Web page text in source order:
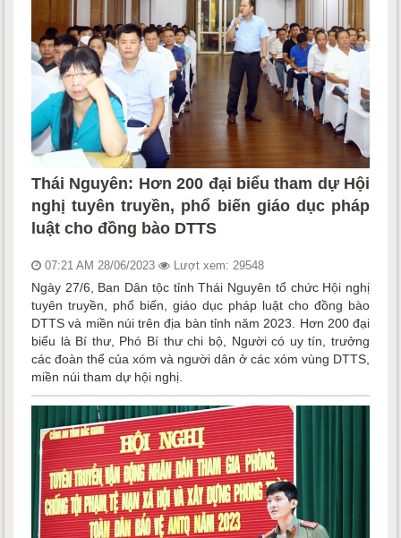
Thái Nguyên: Hơn 200 đại biểu tham dự Hội
nghị tuyên truyền, phổ biến giáo dục pháp
luật cho đồng bào DTTS
07:21 AM 28/06/2023 Lượt xem: 29548
Ngày 27/6, Ban Dân tộc tỉnh Thái Nguyên tổ chức Hội nghị
tuyên truyền, phổ biến, giáo dục pháp luật cho đồng bào
DTTS và miền núi trên địa bàn tỉnh năm 2023. Hơn 200 đại
biểu là Bí thư, Phó Bí thư chi bộ, Người có uy tín, trưởng
các đoàn thể của xóm và người dân ở các xóm vùng DTTS,
miền núi tham dự hội nghị.